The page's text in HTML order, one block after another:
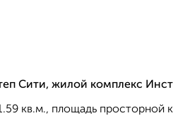
Сити, жилой комплекс
кв.м., площадь просторной